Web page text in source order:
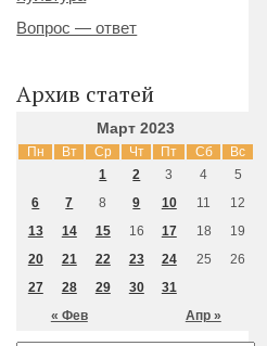
Вопрос — ответ
Архив статей
Март 2023
Пн Вт Ср Чт Пт Сб Вс
« Фев Апр »
1 2 3 4
5
6
7 8 9 10 11
12
13
14 15 16 17 18
19
20
21 22 23 24 25
26
27
28 29 30 31